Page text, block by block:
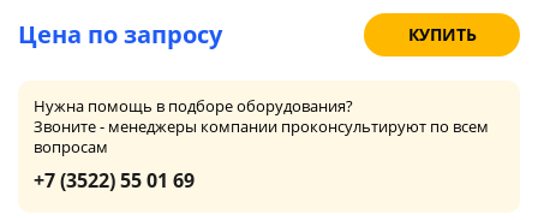
Цена по запросу КУПИТЬ
Нужна помощь в подборе оборудования?
Звоните - менеджеры компании проконсультируют по всем
вопросам
+7 (3522) 55 01 69